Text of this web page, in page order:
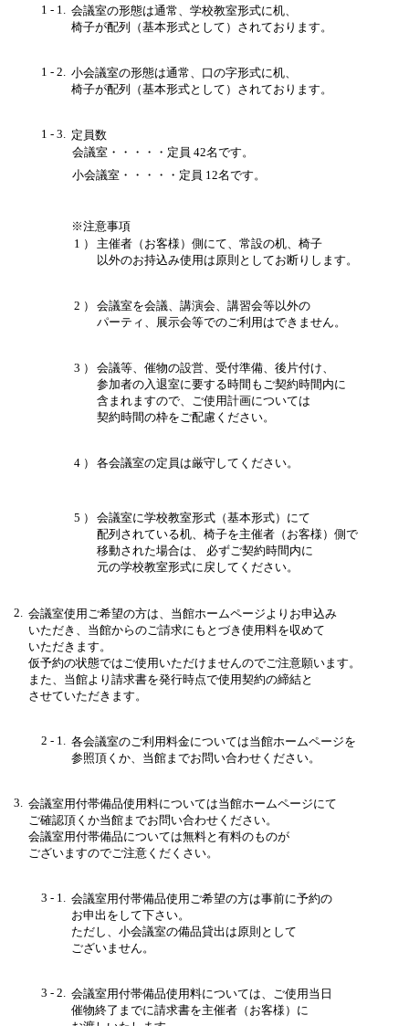
1 - 1. 会議室の形態は通常、学校教室形式に机、
椅子が配列（基本形式として）されております。
1 - 2. 小会議室の形態は通常、口の字形式に机、
椅子が配列（基本形式として）されております。
1 - 3. 定員数
会議室・・・・・定員 42名です。
小会議室・・・・・定員 12名です。
※注意事項
1 ）
主催者（お客様）側にて、常設の机、椅子
以外のお持込み使用は原則としてお断りします。
2 ）
会議室を会議、講演会、講習会等以外の
パーティ、展示会等でのご利用はできません。
3 ）
会議等、催物の設営、受付準備、後片付け、
参加者の入退室に要する時間もご契約時間内に
含まれますので、ご使用計画については
契約時間の枠をご配慮ください。
4 ） 各会議室の定員は厳守してください。
5 ）
会議室に学校教室形式（基本形式）にて
配列されている机、椅子を主催者（お客様）側で
移動された場合は、
必ずご契約時間内に
元の学校教室形式に戻してください。
2. 会議室使用ご希望の方は、当館ホームページよりお申込み
いただき、当館からのご請求にもとづき使用料を収めて
いただきます。
仮予約の状態ではご使用いただけませんのでご注意願います。
また、当館より請求書を発行時点で使用契約の締結と
させていただきます。
2 - 1. 各会議室のご利用料金については当館ホームページを
参照頂くか、当館までお問い合わせください。
3. 会議室用付帯備品使用料については当館ホームページにて
ご確認頂くか当館までお問い合わせください。
会議室用付帯備品については無料と有料のものが
ございますのでご注意くだくさい。
3 - 1. 会議室用付帯備品使用ご希望の方は事前に予約の
お申出をして下さい。
ただし、小会議室の備品貸出は原則として
ございません。
3 - 2. 会議室用付帯備品使用料については、ご使用当日
催物終了までに請求書を主催者（お客様）に